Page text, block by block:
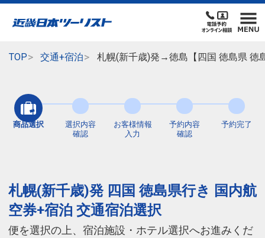
TOP 交通+宿泊 札幌(新千歳)発→徳島【四国 徳島県 徳
商品選択
選択内容
確認
お客様情報
入力
予約内容
確認
予約完了
札幌(新千歳)発 四国 徳島県行き 国内航
空券+宿泊 交通宿泊選択
便を選択の上、宿泊施設・ホテル選択へお進みくだ